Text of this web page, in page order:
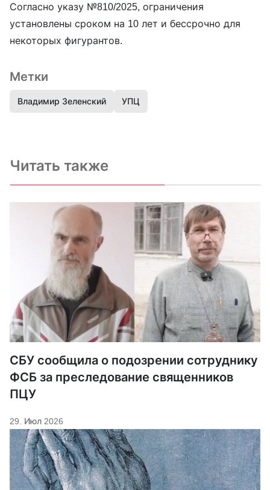
Согласно указу №810/2025, ограничения
установлены сроком на 10 лет и бессрочно для
некоторых фигурантов.
Метки
Владимир Зеленский УПЦ
Читать также
СБУ сообщила о подозрении сотруднику
ФСБ за преследование священников
ПЦУ
29. Июл 2026